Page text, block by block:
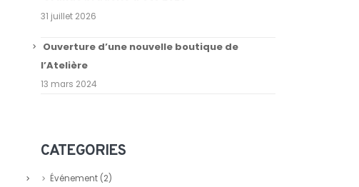
31 juillet 2026
Ouverture d’une nouvelle boutique de
l’Atelière
13 mars 2024
CATEGORIES
Événement (2)